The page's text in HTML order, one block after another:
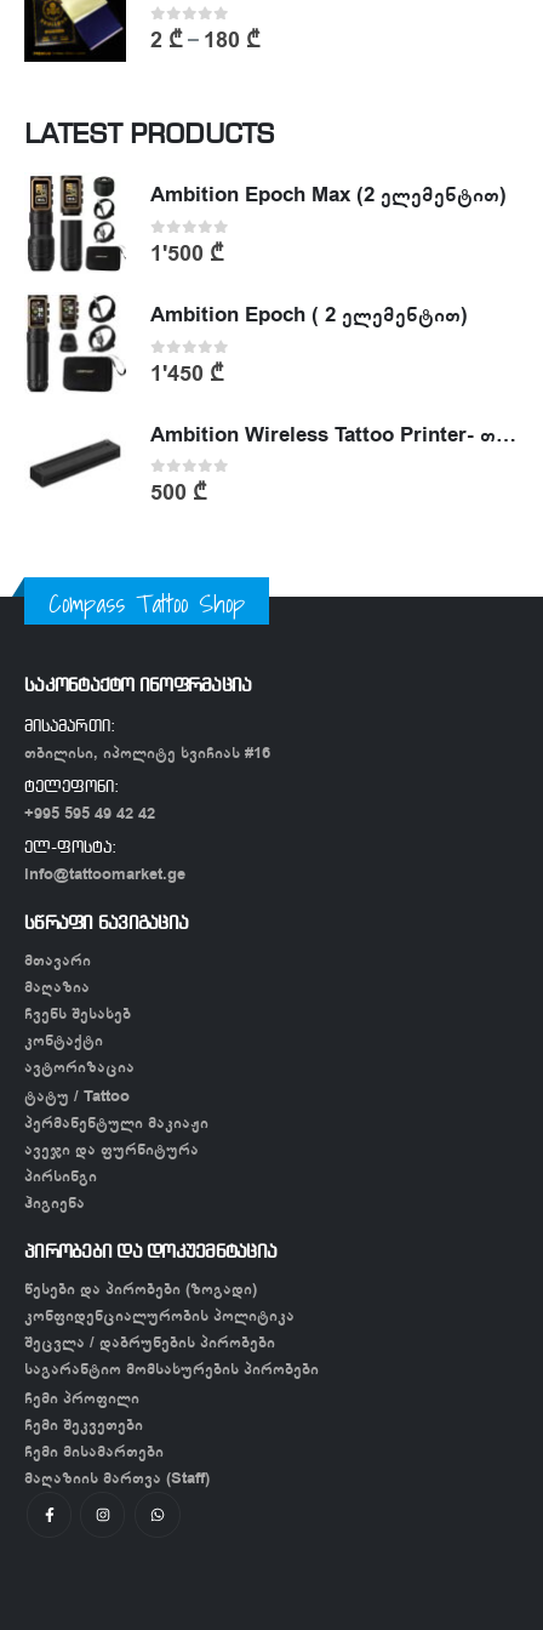
0out of 5
2 ₾– 180 ₾
LATEST PRODUCTS
Ambition Epoch Max (2 ელემენტით)
0out of 5
1'500 ₾
Ambition Epoch ( 2 ელემენტით)
0out of 5
1'450 ₾
Ambition Wireless Tattoo Printer- თერმული პრინტერი
0out of 5
500 ₾
Compass Tattoo Shop
საკონტაქტო ინოფრმაცია
მისამართი:
თბილისი, იპოლიტე ხვიჩიას #16
ტელეფონი:
+995 595 49 42 42
ელ-ფოსტა:
info@tattoomarket.ge
სწრაფი ნავიგაცია
მთავარი
მაღაზია
ჩვენს შესახებ
კონტაქტი
ავტორიზაცია
ტატუ / Tattoo
პერმანენტული მაკიაჟი
ავეჯი და ფურნიტურა
პირსინგი
ჰიგიენა
პირობები და დოკუემნტაცია
წესები და პირობები (ზოგადი)
კონფიდენციალურობის პოლიტიკა
შეცვლა / დაბრუნების პირობები
საგარანტიო მომსახურების პირობები
ჩემი პროფილი
ჩემი შეკვეთები
ჩემი მისამართები
მაღაზიის მართვა (Staff)